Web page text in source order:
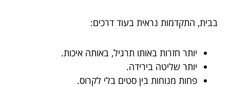
בבית, התקדמות נראית בעוד דרכים:
יותר חזרות באותו תרגיל, באותה איכות.
יותר שליטה בירידה.
פחות מנוחות בין סטים בלי לקרוס.